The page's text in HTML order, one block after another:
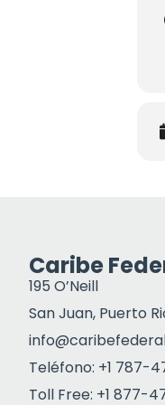
Caribe
195 O’Neill
San Juan, Puerto
Teléfono: +1 787-
Toll Free: +1 877-